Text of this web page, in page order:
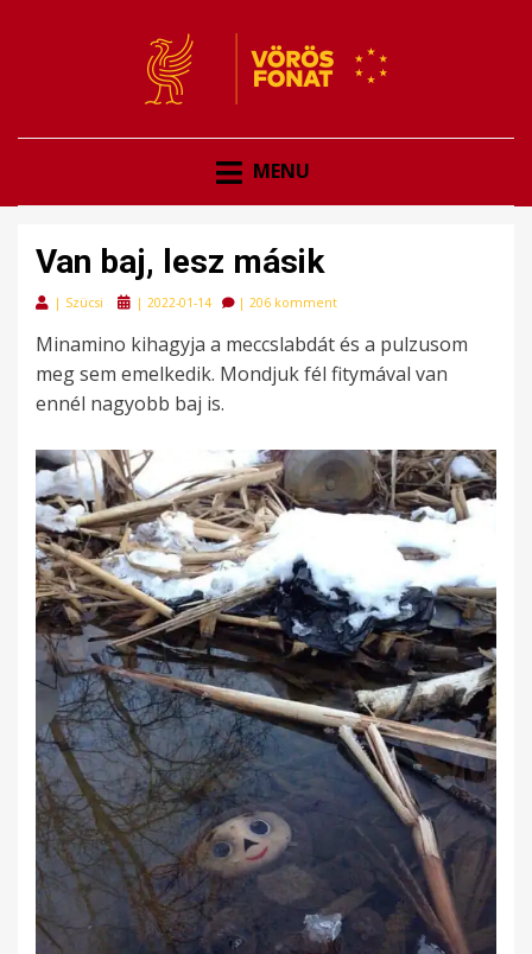
VÖRÖS FONAT
MENU
Van baj, lesz másik
| Szücsi
Posted
| 2022-01-14 | 206 komment
Minamino kihagyja a meccslabdát és a pulzusom
meg sem emelkedik. Mondjuk fél fitymával van
ennél nagyobb baj is.